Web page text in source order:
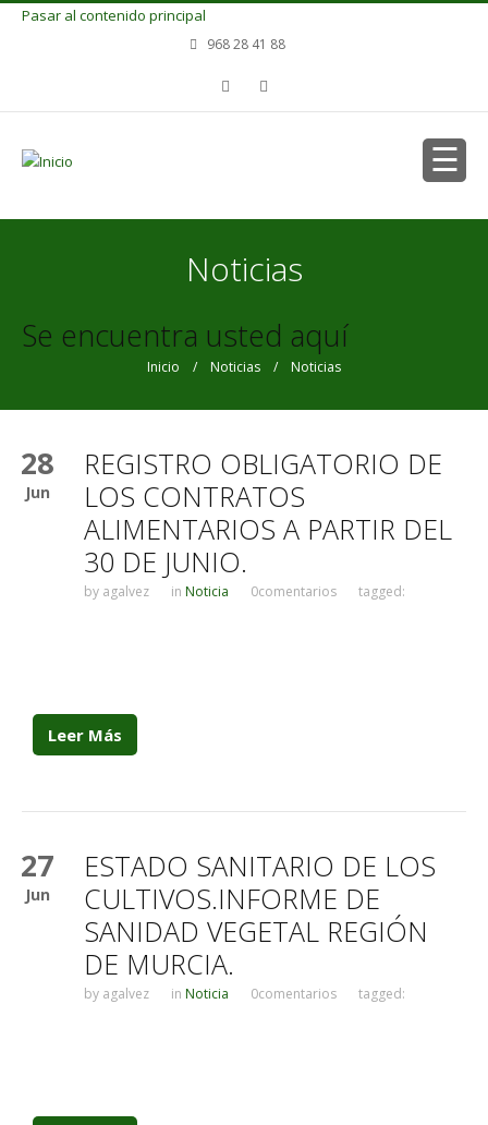
Pasar al contenido principal
968 28 41 88
Noticias
Se encuentra usted aquí
Inicio / Noticias / Noticias
28
Jun
REGISTRO OBLIGATORIO DE
LOS CONTRATOS
ALIMENTARIOS A PARTIR DEL
30 DE JUNIO.
by agalvez in Noticia 0comentarios tagged:
Leer Más
27
Jun
ESTADO SANITARIO DE LOS
CULTIVOS.INFORME DE
SANIDAD VEGETAL REGIÓN
DE MURCIA.
by agalvez in Noticia 0comentarios tagged: